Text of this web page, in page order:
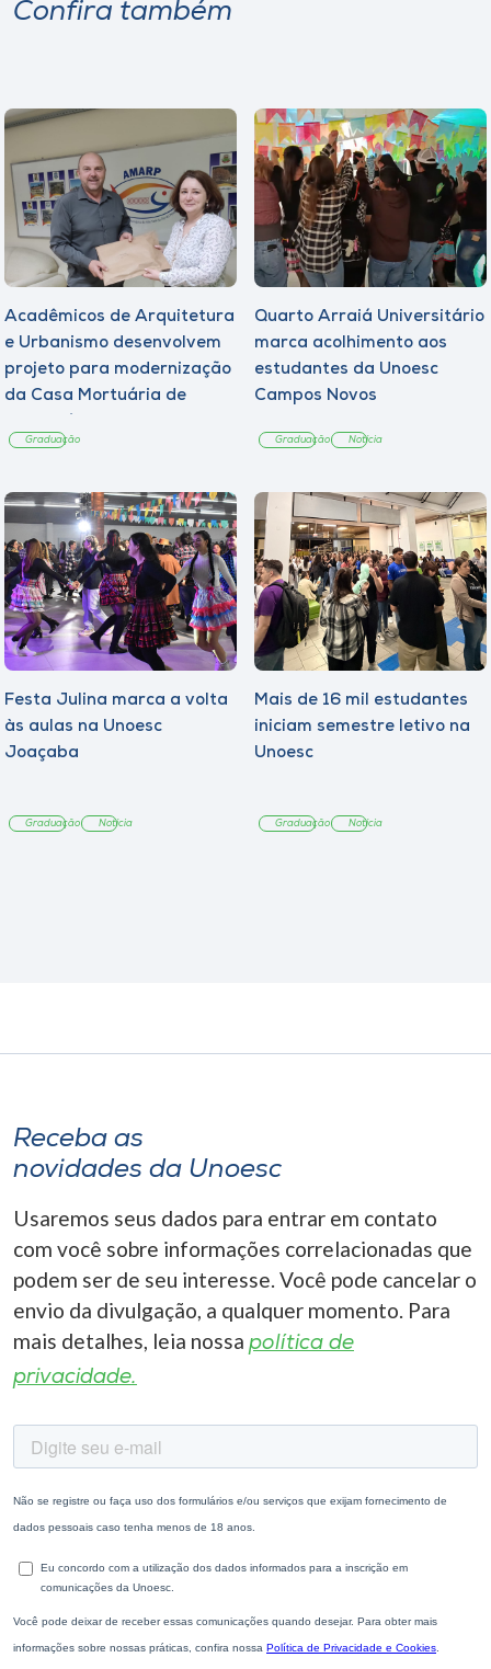
Confira também
Acadêmicos de Arquitetura
e Urbanismo desenvolvem
projeto para modernização
da Casa Mortuária de
Graduação
Quarto Arraiá Universitário
marca acolhimento aos
estudantes da Unoesc
Campos Novos
Graduação Notícia
Festa Julina marca a volta
às aulas na Unoesc
Joaçaba
Graduação Notícia
Mais de 16 mil estudantes
iniciam semestre letivo na
Unoesc
Graduação Notícia
Receba as
novidades da Unoesc
Usaremos seus dados para entrar em contato
com você sobre informações correlacionadas que
podem ser de seu interesse. Você pode cancelar o
envio da divulgação, a qualquer momento. Para
mais detalhes, leia nossa política de
privacidade.